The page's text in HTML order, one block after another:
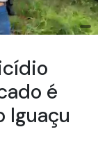
é
Iguaçu